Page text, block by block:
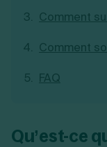
Je souhaite
Découvrez
comptable
Création de
Création de
Création de
Création de SCI
Aides à la
Comment
Comment
FAQ
Qu’est-ce